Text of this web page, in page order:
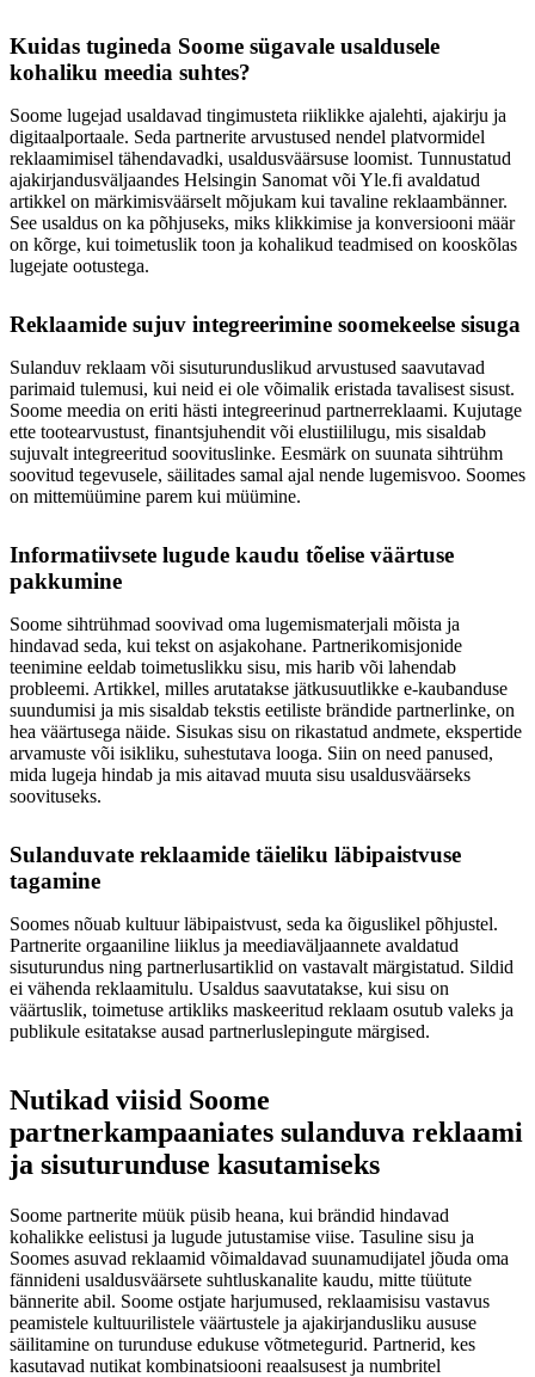
Kuidas tugineda Soome sügavale usaldusele
kohaliku meedia suhtes?
Soome lugejad usaldavad tingimusteta riiklikke ajalehti, ajakirju ja
digitaalportaale. Seda partnerite arvustused nendel platvormidel
reklaamimisel tähendavadki, usaldusväärsuse loomist. Tunnustatud
ajakirjandusväljaandes Helsingin Sanomat või Yle.fi avaldatud
artikkel on märkimisväärselt mõjukam kui tavaline reklaambänner.
See usaldus on ka põhjuseks, miks klikkimise ja konversiooni määr
on kõrge, kui toimetuslik toon ja kohalikud teadmised on kooskõlas
lugejate ootustega.
Reklaamide sujuv integreerimine soomekeelse sisuga
Sulanduv reklaam või sisuturunduslikud arvustused saavutavad
parimaid tulemusi, kui neid ei ole võimalik eristada tavalisest sisust.
Soome meedia on eriti hästi integreerinud partnerreklaami. Kujutage
ette tootearvustust, finantsjuhendit või elustiililugu, mis sisaldab
sujuvalt integreeritud soovituslinke. Eesmärk on suunata sihtrühm
soovitud tegevusele, säilitades samal ajal nende lugemisvoo. Soomes
on mittemüümine parem kui müümine.
Informatiivsete lugude kaudu tõelise väärtuse
pakkumine
Soome sihtrühmad soovivad oma lugemismaterjali mõista ja
hindavad seda, kui tekst on asjakohane. Partnerikomisjonide
teenimine eeldab toimetuslikku sisu, mis harib või lahendab
probleemi. Artikkel, milles arutatakse jätkusuutlikke e-kaubanduse
suundumisi ja mis sisaldab tekstis eetiliste brändide partnerlinke, on
hea väärtusega näide. Sisukas sisu on rikastatud andmete, ekspertide
arvamuste või isikliku, suhestutava looga. Siin on need panused,
mida lugeja hindab ja mis aitavad muuta sisu usaldusväärseks
soovituseks.
Sulanduvate reklaamide täieliku läbipaistvuse
tagamine
Soomes nõuab kultuur läbipaistvust, seda ka õiguslikel põhjustel.
Partnerite orgaaniline liiklus ja meediaväljaannete avaldatud
sisuturundus ning partnerlusartiklid on vastavalt märgistatud. Sildid
ei vähenda reklaamitulu. Usaldus saavutatakse, kui sisu on
väärtuslik, toimetuse artikliks maskeeritud reklaam osutub valeks ja
publikule esitatakse ausad partnerluslepingute märgised.
Nutikad viisid Soome
partnerkampaaniates sulanduva reklaami
ja sisuturunduse kasutamiseks
Soome partnerite müük püsib heana, kui brändid hindavad
kohalikke eelistusi ja lugude jutustamise viise. Tasuline sisu ja
Soomes asuvad reklaamid võimaldavad suunamudijatel jõuda oma
fännideni usaldusväärsete suhtluskanalite kaudu, mitte tüütute
bännerite abil. Soome ostjate harjumused, reklaamisisu vastavus
peamistele kultuurilistele väärtustele ja ajakirjandusliku aususe
säilitamine on turunduse edukuse võtmetegurid. Partnerid, kes
kasutavad nutikat kombinatsiooni reaalsusest ja numbritel